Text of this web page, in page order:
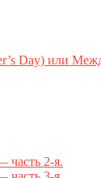
или
2-я.